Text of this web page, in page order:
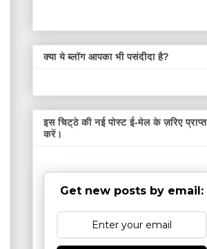
क्या ये ब्लॉग आपका भी पसंदीदा है?
इस चिट्ठे की नई पोस्ट ई-मेल के ज़रिए प्राप्त
करें।
Get new posts by email: